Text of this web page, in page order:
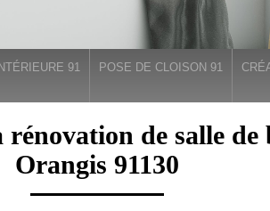
91 POSE DE CLOISON 91
rénovation de salle de
Orangis 91130